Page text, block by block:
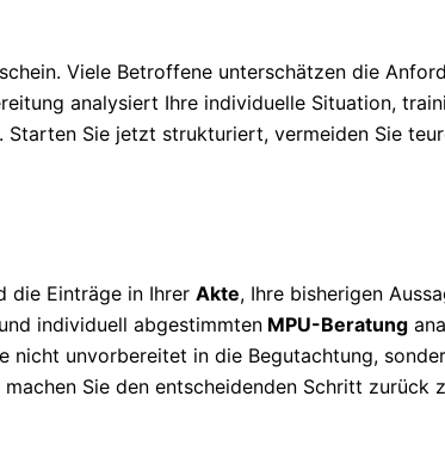
Viele Betroffene unterschätzen die
analysiert Ihre individuelle Situation,
Sie jetzt strukturiert, vermeiden Sie
die Einträge in Ihrer Akte, Ihre bisherigen
individuell abgestimmten MPU-Beratung
unvorbereitet in die Begutachtung,
Sie den entscheidenden Schritt zurück